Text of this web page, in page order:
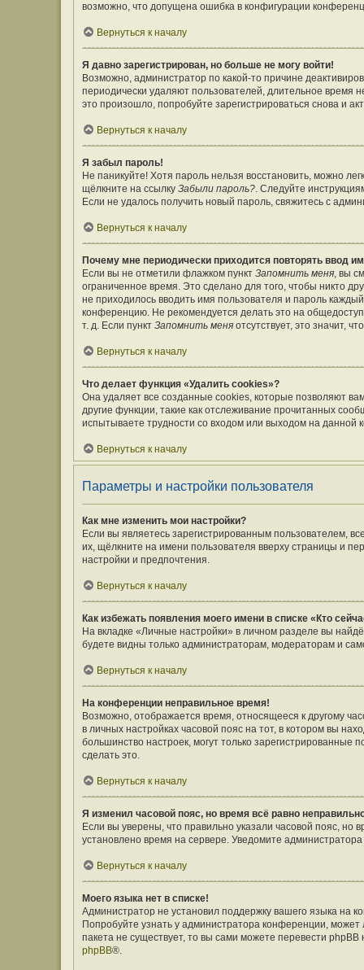
возможно, что допущена ошибка в конфигурации
Вернуться к началу
Я давно зарегистрирован, но больше не могу войти!
Возможно, администратор по какой-то причине
периодически удаляют пользователей, длительное
это произошло, попробуйте зарегистрироваться снова и
Вернуться к началу
Я забыл пароль!
Не паникуйте! Хотя пароль нельзя восстановить, можно
щёлкните на ссылку Забыли пароль?. Следуйте
Если не удалось получить новый пароль, свяжитесь с
Вернуться к началу
Почему мне периодически приходится повторять ввод
Если вы не отметили флажком пункт Запомнить меня, вы
ограниченное время. Это сделано для того, чтобы никто
не приходилось вводить имя пользователя и пароль
конференцию. Не рекомендуется делать это на
т. д. Если пункт Запомнить меня отсутствует, это значит,
Вернуться к началу
Что делает функция «Удалить cookies»?
Она удаляет все созданные cookies, которые позволяют
другие функции, такие как отслеживание прочитанных
испытываете трудности со входом или выходом на
Вернуться к началу
Параметры и настройки пользователя
Как мне изменить мои настройки?
Если вы являетесь зарегистрированным пользователем,
их, щёлкните на имени пользователя вверху страницы и
настройки и предпочтения.
Вернуться к началу
Как избежать появления моего имени в списке «Кто
На вкладке «Личные настройки» в личном разделе вы
будете видны только администраторам, модераторам и
Вернуться к началу
На конференции неправильное время!
Возможно, отображается время, относящееся к другому
в личных настройках часовой пояс на тот, в котором вы
большинство настроек, могут только
сделать это.
Вернуться к началу
Я изменил часовой пояс, но время всё равно
Если вы уверены, что правильно указали часовой пояс,
установлено время на сервере. Уведомите
Вернуться к началу
Моего языка нет в списке!
Администратор не установил поддержку вашего языка на
Попробуйте узнать у администратора конференции, может
пакета не существует, то вы сами можете перевести
phpBB®.